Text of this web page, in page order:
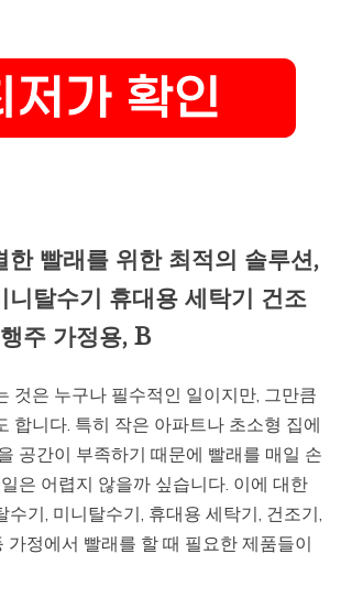
한 빨래를 위한 최적의 솔루션,
니탈수기 휴대용 세탁기 건조
주 가정용, B
것은 누구나 필수적인 일이지만, 그만큼
합니다. 특히 작은 아파트나 초소형 집에
공간이 부족하기 때문에 빨래를 매일 손
은 어렵지 않을까 싶습니다. 이에 대한
기, 미니탈수기, 휴대용 세탁기, 건조기,
가정에서 빨래를 할 때 필요한 제품들이